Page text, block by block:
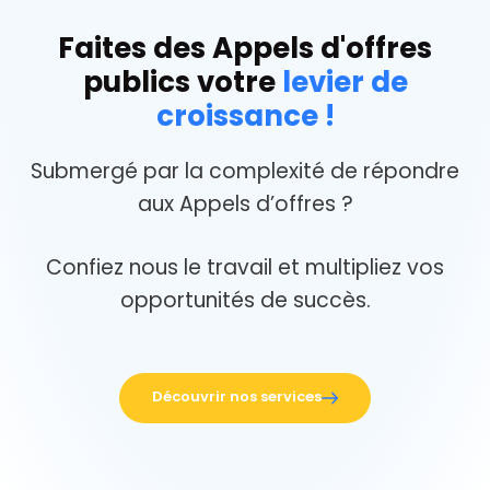
Faites des Appels d'offres
publics votre levier de
croissance !
Submergé par la complexité de répondre
aux Appels d’offres ?
Confiez nous le travail et multipliez vos
opportunités de succès.
Découvrir nos services